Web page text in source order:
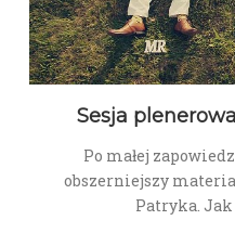
Sesja
Po małej
obszerniejszy
Patryka.